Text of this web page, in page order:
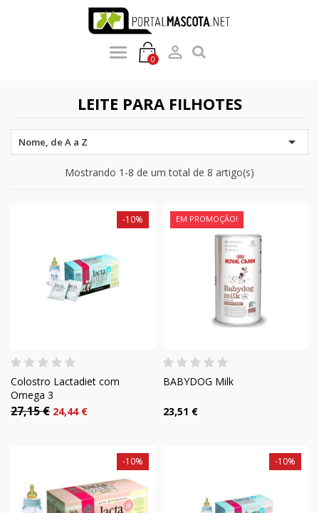
0 
LEITE PARA FILHOTES
Nome, de A a Z 
Mostrando 1-8 de um total de 8 artigo(s)
Colostro Lactadiet com
Omega 3
27,15 €
-10%
24,44 €
EM PROMOÇÃO!
BABYDOG Milk
23,51 €
-10% -10%